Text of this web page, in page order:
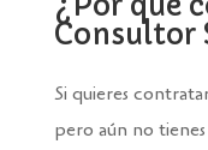
Consultor
Si quieres
pero aún no